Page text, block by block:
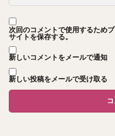
次回のコメントで使用するため
サイトを保存する。
新しいコメントをメールで通知
新しい投稿をメールで受け取る